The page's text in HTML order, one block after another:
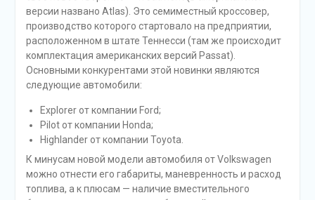
версии названо Atlas). Это семиместный кроссовер,
производство которого стартовало на предприятии,
расположенном в штате Теннесси (там же происходит
комплектация американских версий Passat).
Основными конкурентами этой новинки являются
следующие автомобили:
Explorer от компании Ford;
Pilot от компании Honda;
Highlander от компании Toyota.
К минусам новой модели автомобиля от Volkswagen
можно отнести его габариты, маневренность и расход
топлива, а к плюсам — наличие вместительного